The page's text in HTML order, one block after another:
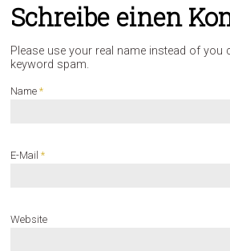
Schreibe einen
Please use your real name instead of you
keyword spam.
Name*
E-Mail*
Website